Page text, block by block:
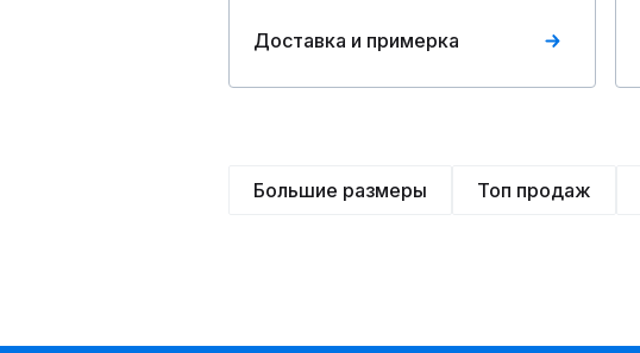
Доставка и примерка
Большие размеры Топ продаж